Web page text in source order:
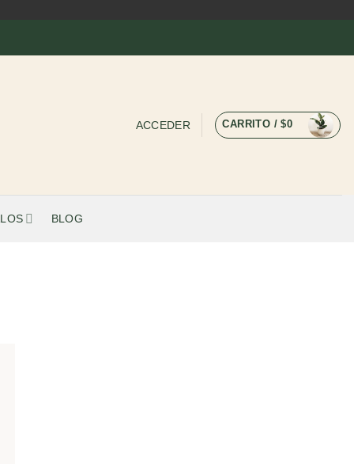
ACCEDER CARRITO /$0
BLOG